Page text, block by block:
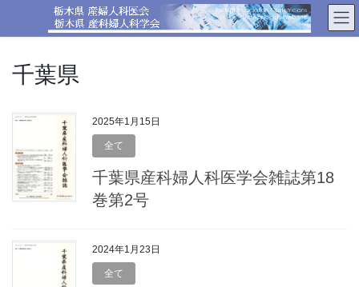
テ
ゲ
千葉県
2025年1月15日
全て
千葉県産科婦人科医学会雑誌第18
巻第2号
2024年1月23日
全て